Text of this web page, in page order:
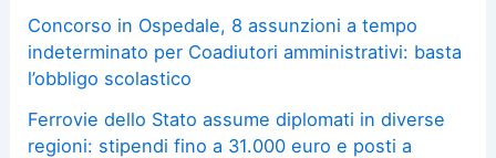
Concorso in Ospedale, 8 assunzioni a tempo
indeterminato per Coadiutori amministrativi: basta
l’obbligo scolastico
Ferrovie dello Stato assume diplomati in diverse
regioni: stipendi fino a 31.000 euro e posti a